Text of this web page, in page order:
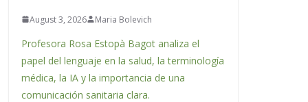
August 3, 2026 Maria Bolevich
Profesora Rosa Estopà Bagot analiza el
papel del lenguaje en la salud, la terminología
médica, la IA y la importancia de una
comunicación sanitaria clara.